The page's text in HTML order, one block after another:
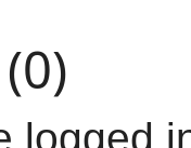
logged